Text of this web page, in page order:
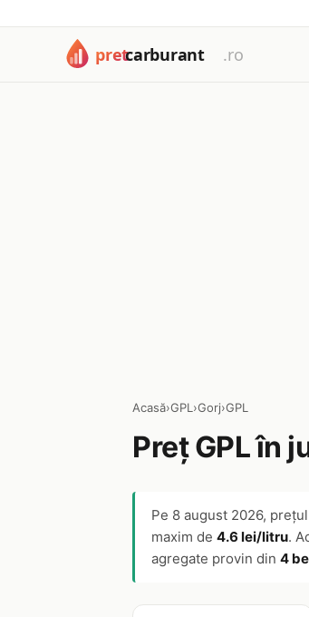
Acasă›GPL ›Gorj›GPL
Preț GPL în
Pe 8 august 2026,
maxim de 4.6 lei/litru.
agregate provin din 4